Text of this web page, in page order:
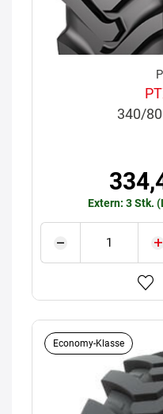
340/
Extern: 3 Stk.
Economy-Klasse